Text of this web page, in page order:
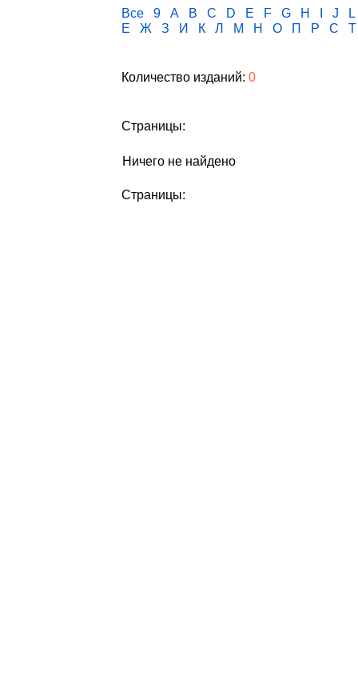
Все 9 A B C D E F G H J
L
Е
Ж З И К Л М Н О П Р С Т
Количество изданий: 0
Страницы:
Ничего не найдено
Страницы: